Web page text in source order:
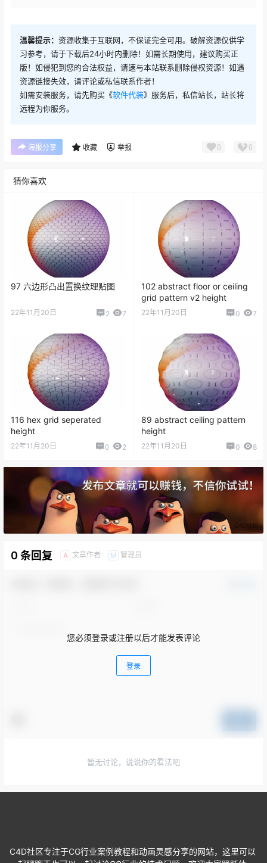
温馨提示： 资源收集于互联网，不保证完全可用。破解资源仅供学
习参考，请于下载后24小时内删除！如需长期使用，建议购买正
版！如侵犯到您的合法权益，请速与本站联系删除侵权资源！如遇
资源链接失效，请评论或私信联系作者！
如需安装服务，请先购买《软件代装》服务后，私信站长，站长将
远程为你服务。
海报分享 收藏 举报 0 0
猜你喜欢
97 六边形凸出置换纹理贴图
22年11月20日 2 7
102 abstract floor or ceiling
grid pattern v2 height
22年11月20日 0 7
116 hex grid seperated
height
22年11月20日 0 2
89 abstract ceiling pattern
height
22年11月20日 0 8
0 条回复 A 文章作者 M 管理员
您必须登录或注册以后才能发表评论
登录
暂无讨论，说说你的看法吧
C4D社区专注于CG行业案例教程和动画灵感分享的网站，这里可以